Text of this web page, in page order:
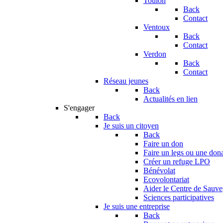
Back
Contact
Ventoux
Back
Contact
Verdon
Back
Contact
Réseau jeunes
Back
Actualités en lien
S'engager
Back
Je suis un citoyen
Back
Faire un don
Faire un legs ou une
Créer un refuge LPO
Bénévolat
Ecovolontariat
Aider le Centre de
Sciences participatives
Je suis une entreprise
Back